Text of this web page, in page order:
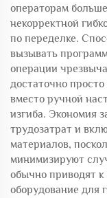
операторам
некорректной
по переделке.
вызывать
операции
достаточно
вместо ручной
изгиба. Экономия
трудозатрат и
материалов,
минимизируют
обычно приводят
оборудование для